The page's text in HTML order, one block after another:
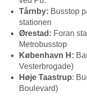
Tårnby: Busstop
stationen
Ørestad: Foran
Metrobusstop
København H:
Vesterbrogade)
Høje Taastrup:
Boulevard)